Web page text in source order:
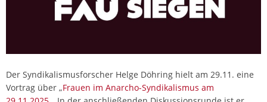
Der Syndikalismusforscher Helge Döhring hielt am 29.11. eine
Vortrag über „Frauen im Anarcho-Syndikalismus am